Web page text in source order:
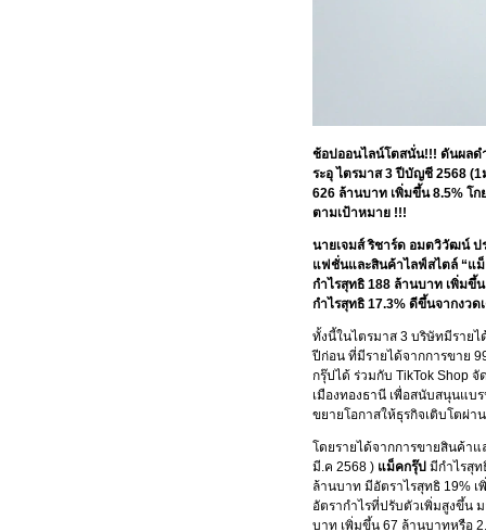
ช้อปออนไลน์โตสนั่น!!! ดันผลด
ระอุ ไตรมาส 3 ปีบัญชี 2568
626 ล้านบาท เพิ่มขึ้น 8.5% โ
ตามเป้าหมาย !!!
นายเจมส์ ริชาร์ด อมตวิวัฒน์ ป
แฟชั่นและสินค้าไลฟ์สไตล์ “แม็
กำไรสุทธิ 188 ล้านบาท เพิ่มขึ้
กำไรสุทธิ 17.3% ดีขึ้นจากงว
ทั้งนี้ในไตรมาส 3 บริษัทมีราย
ปีก่อน ที่มีรายได้จากการขาย
กรุ๊ปได้ ร่วมกับ TikTok Shop จั
เมืองทองธานี เพื่อสนับสนุนแบ
ขยายโอกาสให้ธุรกิจเติบโตผ่า
โดยรายได้จากการขายสินค้า
มี.ค 2568 ) แม็คกรุ๊ป มีกำไรสุ
ล้านบาท มีอัตราไรสุทธิ 19%
อัตรากำไรที่ปรับตัวเพิ่มสูงขึ้น
บาท เพิ่มขึ้น 67 ล้านบาทหรือ